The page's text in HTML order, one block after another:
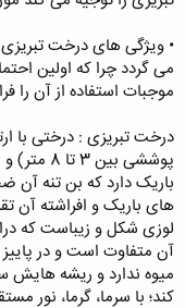
• ویژگی های درخت
می گردد چرا که اولین
موجبات استفاده از آن را
پوششی
باریک دارد که بن تنه
های باریک و افراشته آن
لوزی شکل و زیباست که
آن متفاوت است و در
میوه ندارد و ریشه
کند؛ با سرما، گرما، نور